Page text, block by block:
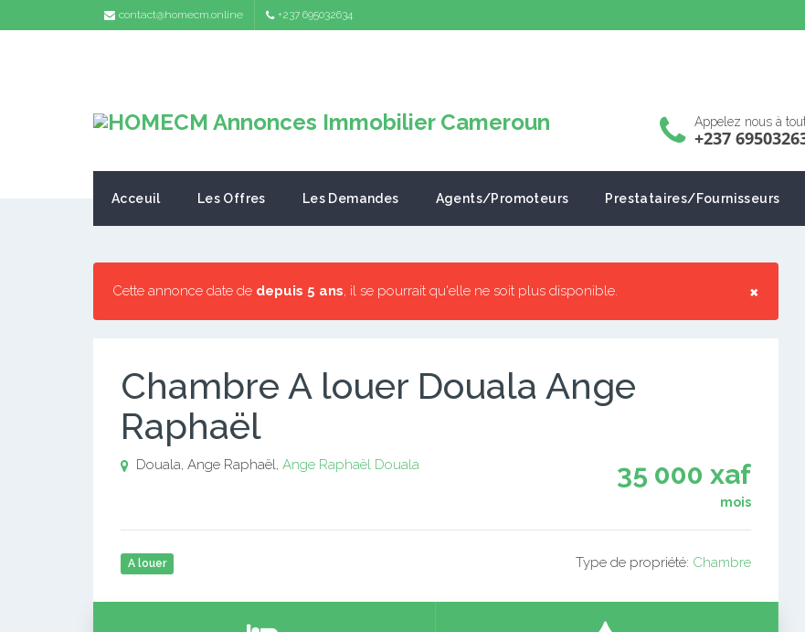
contact@homecm.online +237 695032634
Appelez nous à
+237
Acceuil Les Offres Les Demandes Agents/Promoteurs Prestataires/Fournisseurs
×
Cette annonce date de depuis 5 ans, il se pourrait qu'elle ne soit plus disponible.
Chambre A louer Douala Ange
Raphaël
35 000 xaf
mois
Douala, Ange Raphaël, Ange Raphaël Douala
A louer Type de propriété: Chambre